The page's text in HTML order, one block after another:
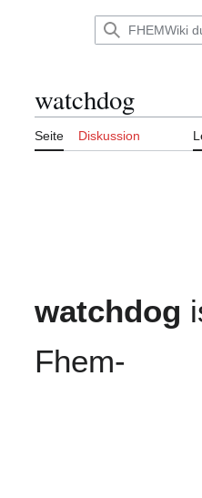
umschalten
watchdog
Seite Diskussion
watchdog
Fhem-